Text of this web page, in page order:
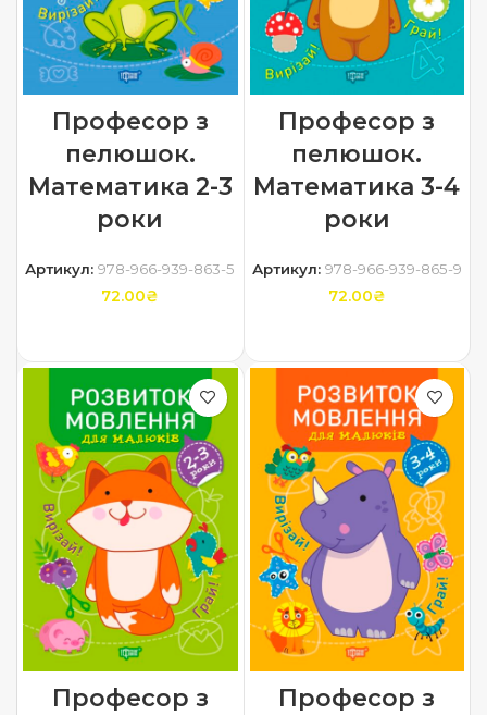
Професор з
пелюшок.
Математика 2-3
роки
Артикул:978-966-939-863-5
72.00₴
Професор з
пелюшок.
Математика 3-4
роки
Артикул: 978-966-939-865-9
72.00₴
Професор з
Професор з